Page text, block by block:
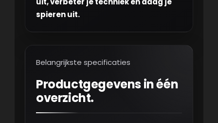
spieren uit.
Belangrijkste specificaties
Productgegevens in één
overzicht.